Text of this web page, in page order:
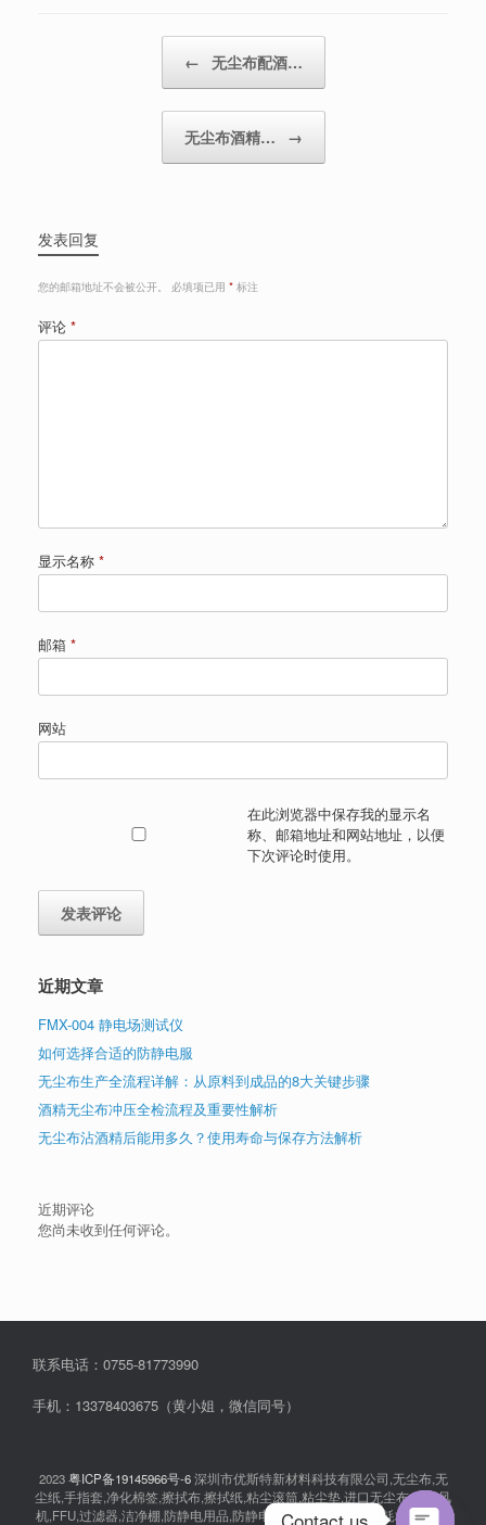
← 无尘布配酒…
无尘布酒精… →
发表回复
您的邮箱地址不会被公开。 必填项已用 * 标注
评论 *
显示名称 *
邮箱 *
网站
在此浏览器中保存我的显示名
称、邮箱地址和网站地址，以便
下次评论时使用。
近期文章
FMX-004 静电场测试仪
如何选择合适的防静电服
无尘布生产全流程详解：从原料到成品的8大关键步骤
酒精无尘布冲压全检流程及重要性解析
无尘布沾酒精后能用多久？使用寿命与保存方法解析
近期评论
您尚未收到任何评论。
联系电话：0755-81773990
手机：13378403675（黄小姐，微信同号）
2023粤ICP备19145966号-6深圳市优斯特新材料科技有限公司,无尘布,无
尘纸,手指套,净化棉签,擦拭布,擦拭纸,粘尘滚筒,粘尘垫,进口无尘布,离子风
机,FFU,过滤器,洁净棚,防静电用品,防静电衣服,无尘室消耗品,耗材,实验室
Contact us